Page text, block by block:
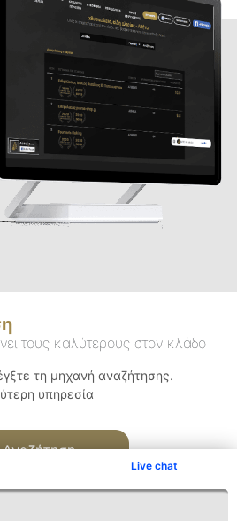
Live chat
τους καλύτερους στον κλάδο
τη μηχανή αναζήτησης.
υπηρεσία
Αναζήτηση